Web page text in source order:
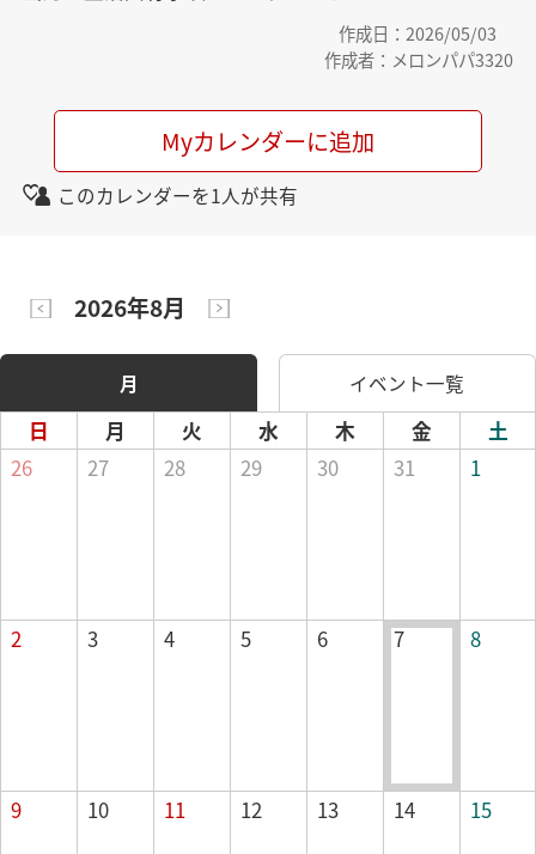
作成日：2026/05/03
作成者：メロンパパ3320
Myカレンダーに追加
このカレンダーを1人が共有
2026年8月
月 イベント一覧
日 月 火 水 木 金
土
26
27 28 29 30 31 1
2 3 4 5 6 7 8
9 10 11 12 13 14 15